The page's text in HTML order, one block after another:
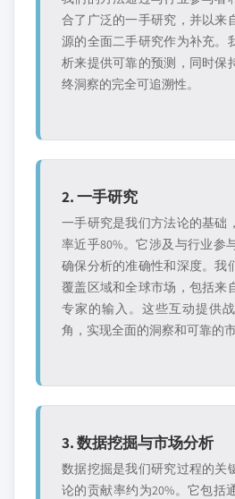
合了广泛的一手研究，并以来
源的全面二手研究作为补充。
析来提供可靠的预测，同时保
终洞察的完全可追溯性。
2. 一手研究
一手研究是我们方法论的基础
率近乎80%。它涉及与行业参
确保分析的准确性和深度。我
覆盖区域和全球市场，包括来
专家的输入。这些互动提供
角，实现全面的洞察和可靠的市
3. 数据挖掘与市场分析
数据挖掘是我们研究过程的关
论的贡献率约为20%。它包括